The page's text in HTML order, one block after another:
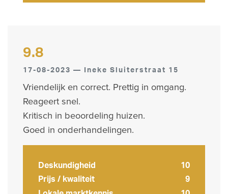
9.8
17-08-2023 — Ineke Sluiterstraat 15
Vriendelijk en correct. Prettig in omgang.
Reageert snel.
Kritisch in beoordeling huizen.
Goed in onderhandelingen.
Deskundigheid
10
Prijs / kwaliteit
9